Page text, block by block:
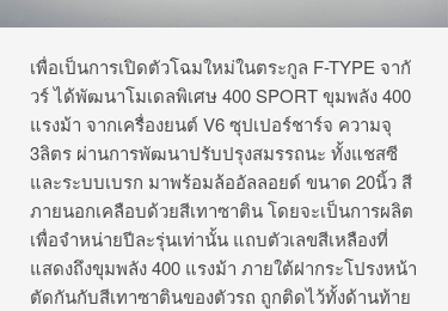
เพื่อเป็นการเปิดตัวโฉมใหม่ในตระกูล F-TYPE จากั
วร์ ได้พัฒนาโมเดลพิเศษ 400 SPORT ขุมพลัง 400
แรงม้า จากเครื่องยนต์ V6 ซุปเปอร์ชาร์จ ความจุ
3ลิตร ผ่านการพัฒนาปรับปรุงสมรรถนะ ทั้งแชสซี
และระบบเบรก มาพร้อมล้ออัลลอยด์ ขนาด 20นิ้ว สี
ภายนอกเคลือบด้วยสีเทาซาติน โดยจะเป็นการผลิต
เพื่อจำหน่ายปีละรุ่นเท่านั้น แถบตัวเลขสีเหลืองที่
แสดงถึงขุมพลัง 400 แรงม้า ภายใต้ฝากระโปรงหน้า
ตัดกันกับสีเทาซาตินของตัวรถ ถูกติดไว้ทั้งด้านท้าย